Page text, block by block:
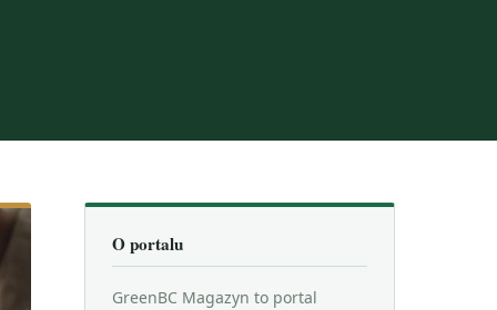
O portalu
GreenBC Magazyn to portal